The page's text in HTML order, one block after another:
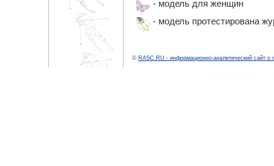
- модель для женщин
- модель протестирована
© RASC.RU - информационно-аналитический сайт о